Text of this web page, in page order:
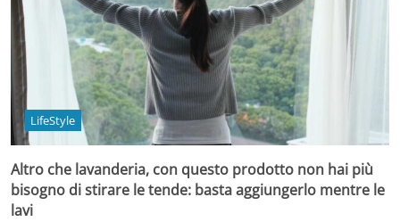
LifeStyle
Altro che lavanderia, con questo prodotto non hai più
bisogno di stirare le tende: basta aggiungerlo mentre le
lavi